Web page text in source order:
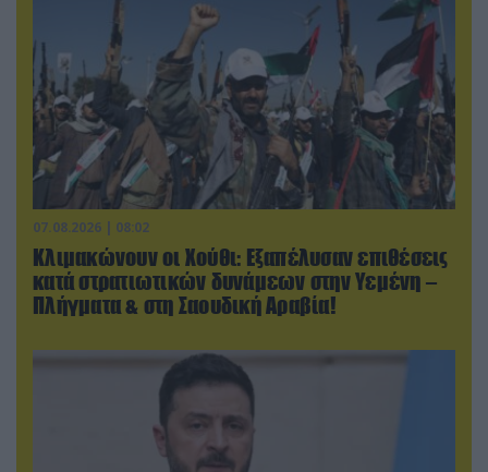
07.08.2026 | 08:02
Κλιμακώνουν οι Χούθι: Eξαπέλυσαν επιθέσεις
κατά στρατιωτικών δυνάμεων στην Υεμένη –
Πλήγματα & στη Σαουδική Αραβία!